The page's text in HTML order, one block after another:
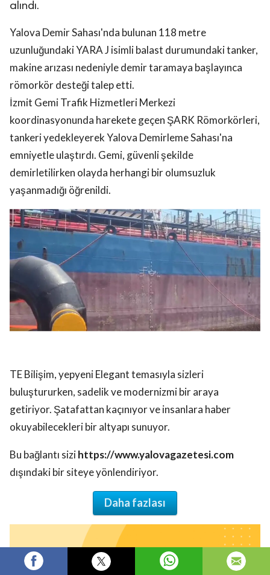
alındı.
Yalova Demir Sahası'nda bulunan 118 metre
uzunluğundaki YARA J isimli balast durumundaki tanker,
makine arızası nedeniyle demir taramaya başlayınca
römorkör desteği talep etti.
İzmit Gemi Trafik Hizmetleri Merkezi
koordinasyonunda harekete geçen ŞARK Römorkörleri,
tankeri yedekleyerek Yalova Demirleme Sahası'na
emniyetle ulaştırdı. Gemi, güvenli şekilde
demirletilirken olayda herhangi bir olumsuzluk
yaşanmadığı öğrenildi.
TE Bilişim, yepyeni Elegant temasıyla sizleri
buluştururken, sadelik ve modernizmi bir araya
getiriyor. Şatafattan kaçınıyor ve insanlara haber
okuyabilecekleri bir altyapı sunuyor.
Bu bağlantı sizihttps://www.yalovagazetesi.com
dışındaki bir siteye yönlendiriyor.
Daha fazlası